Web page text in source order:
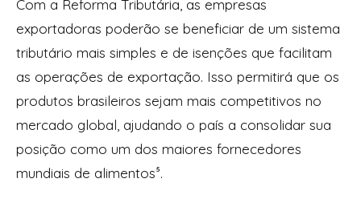
Com a Reforma Tributária, as empresas
exportadoras poderão se beneficiar de um sistema
tributário mais simples e de isenções que facilitam
as operações de exportação. Isso permitirá que os
produtos brasileiros sejam mais competitivos no
mercado global, ajudando o país a consolidar sua
posição como um dos maiores fornecedores
mundiais de alimentos⁵.